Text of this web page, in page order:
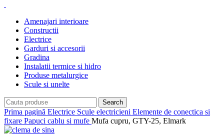
Amenajari interioare
Constructii
Electrice
Garduri si accesorii
Gradina
Instalatii termice si hidro
Produse metalurgice
Scule si unelte
Search
Prima pagină Electrice Scule electricieni Elemente de conectica si
fixare Papuci cablu si mufe Mufa cupru, GTY-25, Elmark